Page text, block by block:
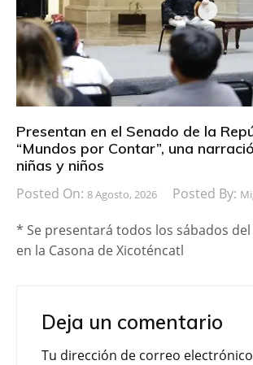
Presentan en el Senado de la
“Mundos por Contar”, una
niñas y niños
Posted On: 8 Agosto, 2026 Posted By:
* Se presentará todos los sábados
en la Casona de Xicoténcatl
Deja un comentario
Tu dirección de correo